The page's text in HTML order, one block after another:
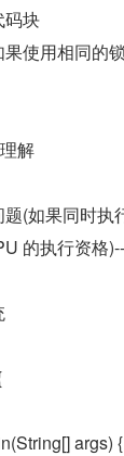
码块
使用相同的
解
(如果同时执
的执行资格
args) {